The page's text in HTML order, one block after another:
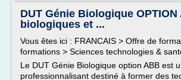
DUT Génie Biologique
biologiques et ...
Vous êtes ici : FRANCAIS > Offre de
formations > Sciences technologies &
Le DUT Génie Biologique option ABB est
professionnalisant destiné à former des